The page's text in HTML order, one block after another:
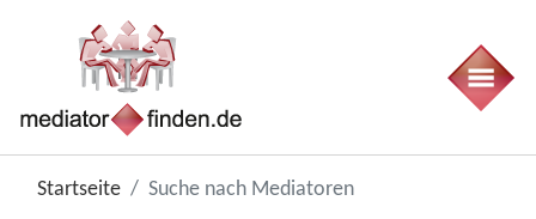
Startseite Suche nach Mediatoren